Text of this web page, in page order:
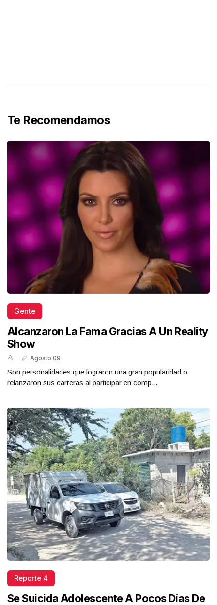
Te Recomendamos
Gente
Alcanzaron La Fama Gracias A Un Reality
Show
Agosto 09
Son personalidades que lograron una gran popularidad o
relanzaron sus carreras al participar en comp...
Reporte 4
Se Suicida Adolescente A Pocos Días De